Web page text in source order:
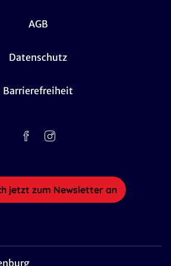
AGB
Datenschutz
Barrierefreiheit
jetzt zum Newsletter an